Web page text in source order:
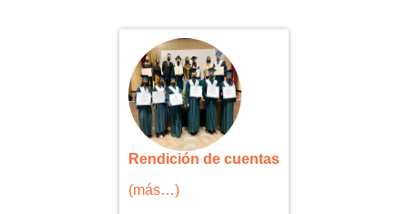
Rendición de cuentas
(más…)